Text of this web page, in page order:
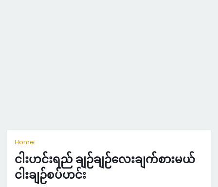
Home
ငါးဟင်းရည် ချဉ်ချဉ်လေးချက်စားမယ်
ငါးချဉ်စပ်ဟင်း